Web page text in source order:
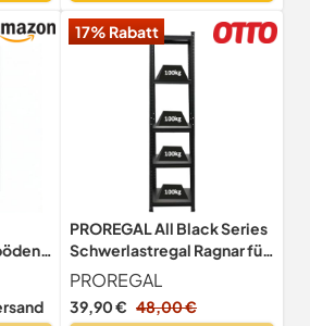
-
17% Rabatt
PROREGAL All Black Series
Schwerlastregal Ragnar für
Gesamtlast 500kg Maße:
180x45x45cm Matt
Schwarz, Kellerregal,
PROREGAL
39,90 € 48,00 €